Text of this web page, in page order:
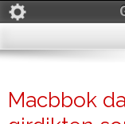
Macbbok